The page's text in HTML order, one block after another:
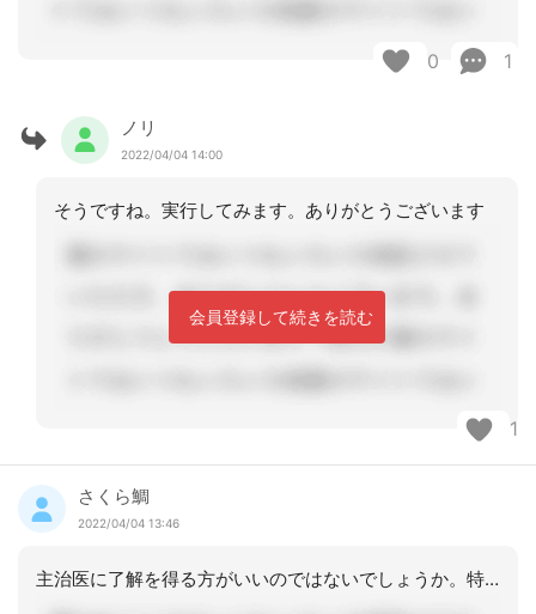
0 1
ノリ
2022/04/04 14:00
そうですね。実行してみます。ありがとうございます
会員登録して続きを読む
1
さくら鯛
2022/04/04 13:46
主治医に了解を得る方がいいのではないでしょうか。特別指示書をもらえば、スムーズで